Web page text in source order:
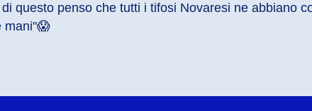
questo penso che tutti i tifosi Novaresi ne abbiano
mani"😱